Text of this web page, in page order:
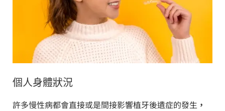
個人身體狀況
許多慢性病都會直接或是間接影響植牙後遺症的發生 ，